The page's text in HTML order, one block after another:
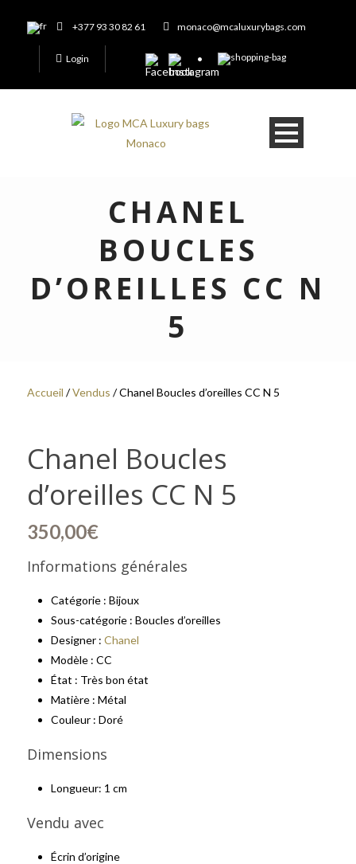
+377 93 30 82 61 monaco@mcaluxurybags.com
Login
CHANEL
BOUCLES
D’OREILLES CC N
5
Accueil /Vendus / Chanel Boucles d’oreilles CC N 5
Chanel Boucles
d’oreilles CC N 5
350,00€
Informations générales
Catégorie : Bijoux
Sous-catégorie : Boucles d’oreilles
Designer : Chanel
Modèle : CC
État : Très bon état
Matière : Métal
Couleur : Doré
Dimensions
Longueur: 1 cm
Vendu avec
Écrin d’origine